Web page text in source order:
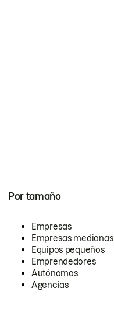
Por tamaño
Empresas
Empresas medianas
Equipos pequeños
Emprendedores
Autónomos
Agencias